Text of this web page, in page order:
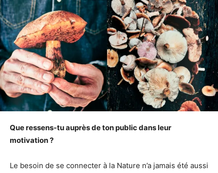
Que ressens-tu auprès de ton public dans leur
motivation ?
Le besoin de se connecter à la Nature n’a jamais été aussi